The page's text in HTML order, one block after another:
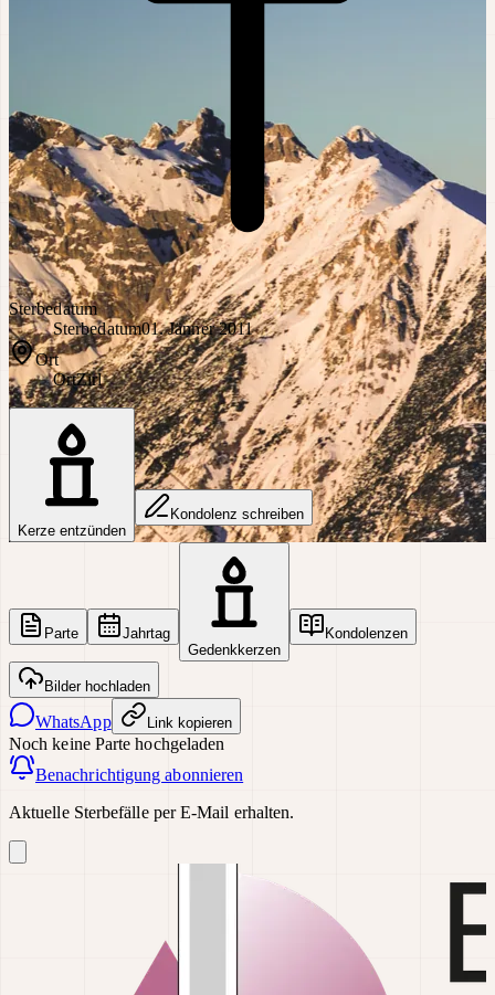
Sterbedatum
Sterbedatum01. Jänner 2011
Ort
OrtZirl
Kerze entzünden
Kondolenz schreiben
Parte
Jahrtag
Gedenkkerzen
Kondolenzen
Bilder hochladen
WhatsApp Link kopieren
Noch keine Parte hochgeladen
Benachrichtigung abonnieren
Aktuelle Sterbefälle per E-Mail erhalten.